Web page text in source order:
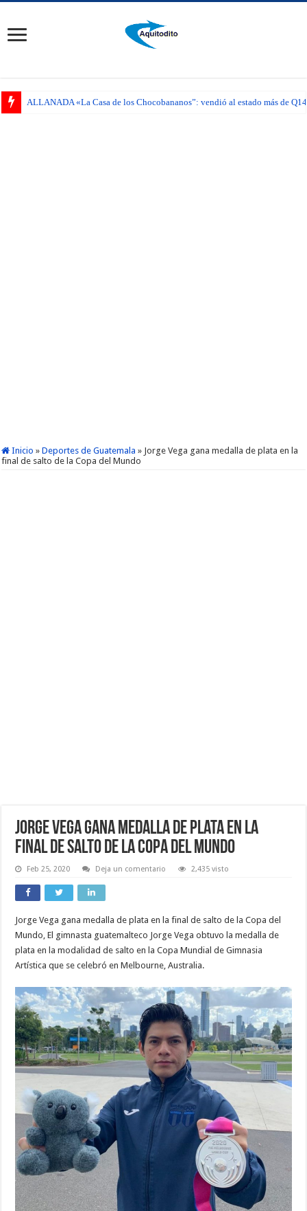
ALLANADA «La Casa de los Chocobananos”: vendió al estado más de
Inicio » Deportes de Guatemala » Jorge Vega gana medalla de plata en la
final de salto de la Copa del Mundo
Jorge Vega gana medalla de plata en la
final de salto de la Copa del Mundo
Feb 25, 2020 Deja un comentario 2,435 visto
Jorge Vega gana medalla de plata en la final de salto de la Copa del
Mundo, El gimnasta guatemalteco Jorge Vega obtuvo la medalla de
plata en la modalidad de salto en la Copa Mundial de Gimnasia
Artística que se celebró en Melbourne, Australia.